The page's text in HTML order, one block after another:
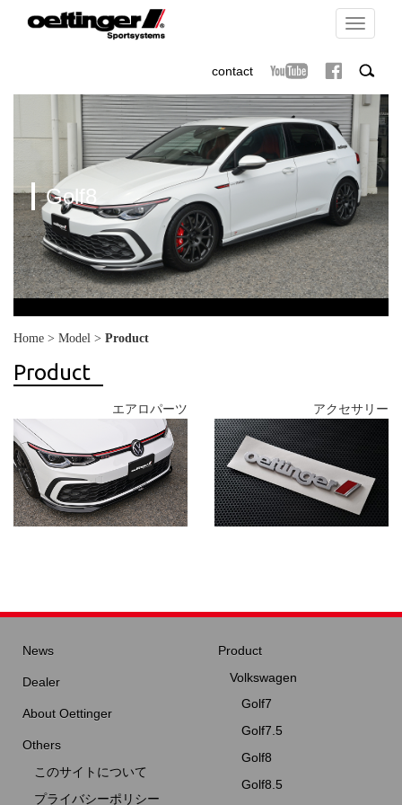
Toggle
contact
Golf8
Home > Model > Product
Product
エアロパーツ アクセサリー
News
Product
Volkswagen
Golf7
Golf7.5
Golf8
Golf8.5
Dealer
About Oettinger
Others
このサイトについて
プライバシーポリシー